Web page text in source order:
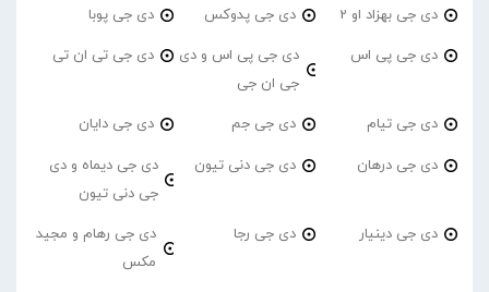
دی جی بهزاد او 2 دی جی پدوکس دی جی پوبا
دی جی پی اس
دی جی پی اس و دی
جی ان جی
دی جی تی ان تی
دی جی تیام دی جی جم دی جی دایان
دی جی درهان دی جی دنی تیون
دی جی دیماه و دی
جی دنی تیون
دی جی دینیار دی جی رجا
دی جی رهام و مجید
مکس